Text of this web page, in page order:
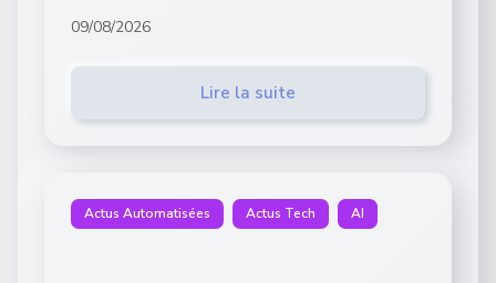
09/08/2026
Lire la suite
Actus Automatisées Actus Tech AI